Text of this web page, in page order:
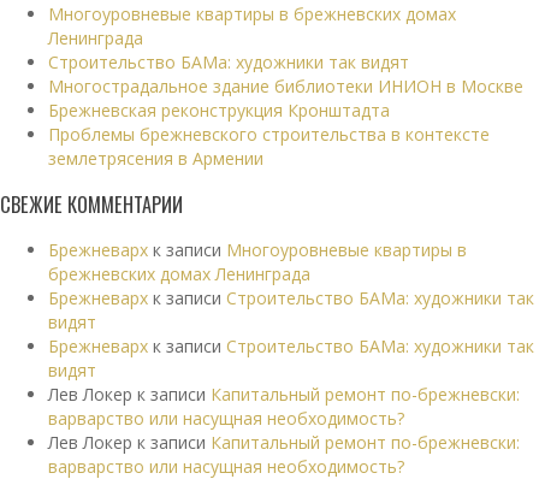
Многоуровневые квартиры в брежневских домах
Ленинграда
Строительство БАМа: художники так видят
Многострадальное здание библиотеки ИНИОН в Москве
Брежневская реконструкция Кронштадта
Проблемы брежневского строительства в контексте
землетрясения в Армении
СВЕЖИЕ КОММЕНТАРИИ
Брежневарх к записи Многоуровневые квартиры в
брежневских домах Ленинграда
Брежневарх к записи Строительство БАМа: художники так
видят
Брежневарх к записи Строительство БАМа: художники так
видят
Лев Локер к записи Капитальный ремонт по-брежневски:
варварство или насущная необходимость?
Лев Локер к записи Капитальный ремонт по-брежневски:
варварство или насущная необходимость?